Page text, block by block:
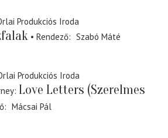
Produkciós Iroda
Rendező
Szabó Máté
Produkciós Iroda
Love Letters (Szerelmes
Mácsai Pál